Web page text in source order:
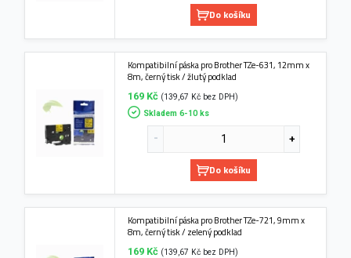
Do košíku
Kompatibilní páska pro Brother TZe-631, 12mm x
8m, černý tisk / žlutý podklad
169 Kč (139,67 Kč bez DPH)
Skladem 6-10 ks
Do košíku
Kompatibilní páska pro Brother TZe-721, 9mm x
8m, černý tisk / zelený podklad
169 Kč (139,67 Kč bez DPH)